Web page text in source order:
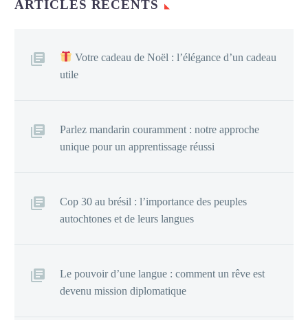
ARTICLES RÉCENTS
Votre cadeau de Noël : l’élégance d’un cadeau
utile
Parlez mandarin couramment : notre approche
unique pour un apprentissage réussi
Cop 30 au brésil : l’importance des peuples
autochtones et de leurs langues
Le pouvoir d’une langue : comment un rêve est
devenu mission diplomatique